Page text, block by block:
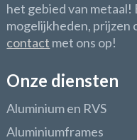
het gebied van metaal!
mogelijkheden,
contact met ons op!
Onze diensten
Aluminium en RVS
Aluminiumframes